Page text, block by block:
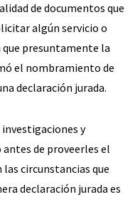
de documentos que
algún servicio o
que presuntamente la
el nombramiento de
declaración jurada.
investigaciones y
de proveerles el
las circunstancias que
declaración jurada es